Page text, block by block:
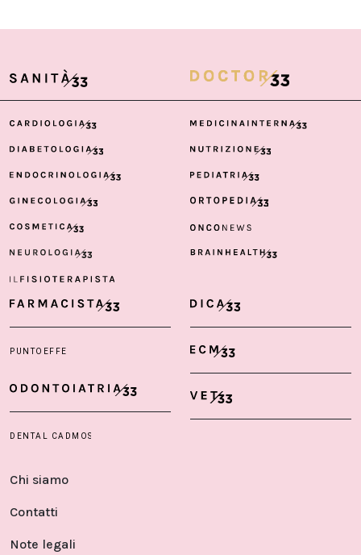
Chi siamo
Contatti
Note legali